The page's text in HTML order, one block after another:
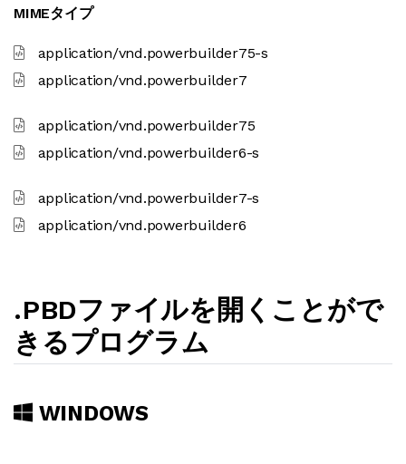
MIMEタイプ
application/vnd.powerbuilder75-s
application/vnd.powerbuilder7
application/vnd.powerbuilder75
application/vnd.powerbuilder6-s
application/vnd.powerbuilder7-s
application/vnd.powerbuilder6
.PBDファイルを開くことがで
きるプログラム
WINDOWS